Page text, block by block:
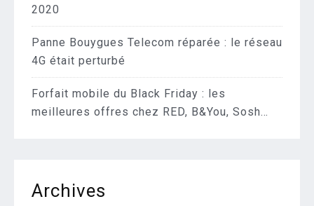
2020
Panne Bouygues Telecom réparée : le réseau
4G était perturbé
Forfait mobile du Black Friday : les
meilleures offres chez RED, B&You, Sosh…
Archives